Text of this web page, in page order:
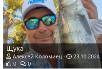
Щука
Алексей Коломиец
23.10.2024
0
0